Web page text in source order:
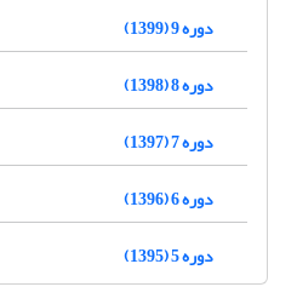
دوره 9 (1399)
دوره 8 (1398)
دوره 7 (1397)
دوره 6 (1396)
دوره 5 (1395)